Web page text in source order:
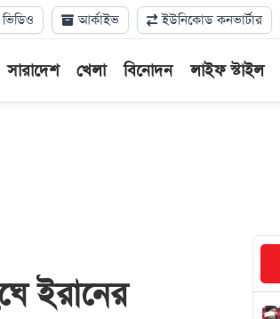
ভিডিও আর্কাইভ ইউনিকোড কনভার্টার
সারাদেশ খেলা বিনোদন লাইফ স্টাইল
ইরানের